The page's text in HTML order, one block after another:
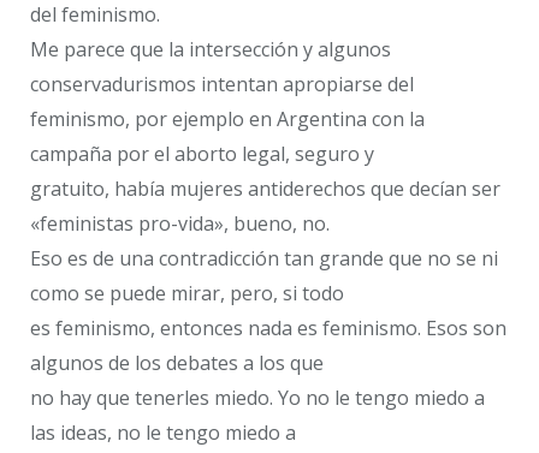
del feminismo.
Me parece que la intersección y algunos
conservadurismos intentan apropiarse del
feminismo, por ejemplo en Argentina con la
campaña por el aborto legal, seguro y
gratuito, había mujeres antiderechos que decían ser
«feministas pro-vida», bueno, no.
Eso es de una contradicción tan grande que no se ni
como se puede mirar, pero, si todo
es feminismo, entonces nada es feminismo. Esos son
algunos de los debates a los que
no hay que tenerles miedo. Yo no le tengo miedo a
las ideas, no le tengo miedo a